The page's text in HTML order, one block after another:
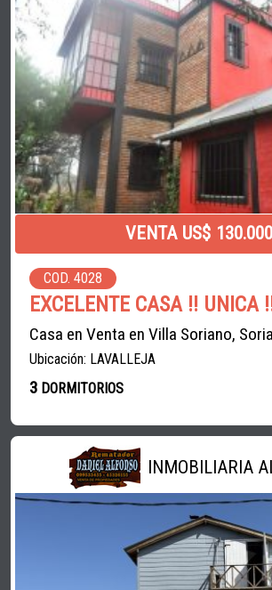
VENTA US$ 130.000
COD. 4028
EXCELENTE CASA !! UNICA
Casa en Venta en Villa Soriano,
Ubicación: LAVALLEJA
3 DORMITORIOS
INMOBILIARIA